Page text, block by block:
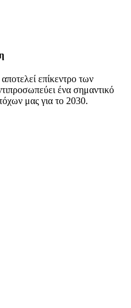
επίκεντρο των
ένα σημαντικό
μας για το 2030.